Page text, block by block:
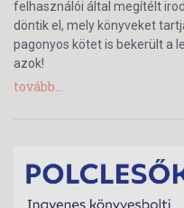
felhasználói által megítélt
döntik el, mely könyveket
pagonyos kötet is bekerült a
azok!
tovább...